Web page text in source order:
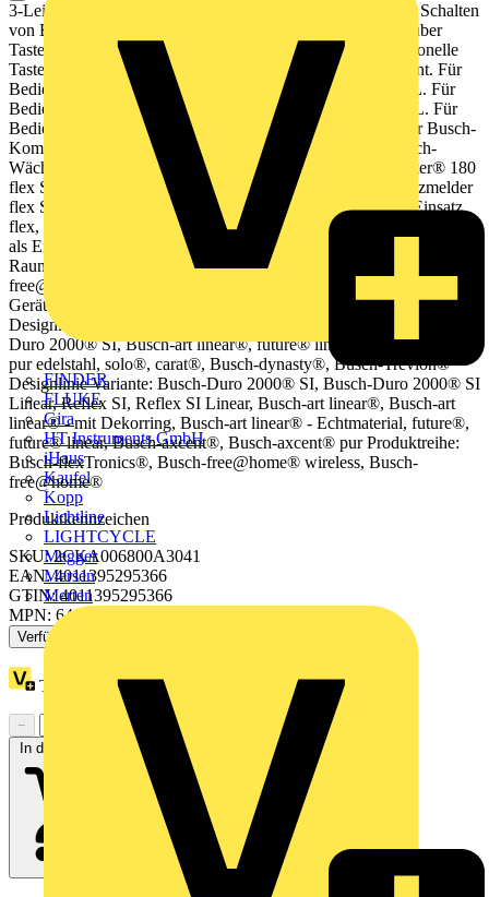
FINDER
FLUKE
Gira
HT Instruments GmbH
iHaus
Kaufel
Kopp
Lichtline
LIGHTCYCLE
Megger
Mersen
Merten
3-Leiter-Anschlusstechnik (Neutralleiter erforderlich). Zum Schalten
von Beleuchtungsanlagen. Betrieb in Wechselschaltungen über
Taster-Nebenstelle möglich. Bedienung auch über konventionelle
Taster (2020 US, 2021/6 UK) möglich. Ohne Bedienelement. Für
Bedienelement flex, 1-fach, 64711 und Wireless, 62711-WL. Für
Bedienelement flex, 2-fach, 64721 und Wireless, 62721-WL. Für
Bedienelement Busch-Trevion® Keypad KK/U4.xx.11. Für Busch-
Komfortschalter® flex Bedienelement 64765-xxx. Für Busch-
Wächter® 180 flex Sensoren 6476x-xxx. Für Busch-Wächter® 180
flex Sensoren, Wireless, 6276x-xxx-WL. Für Busch-Präsenzmelder
flex Sensoren 6475x-xxx. Kombinierbar mit Nebenstellen-Einsatz
flex, 64891 U. Der Einsatz ist über ein wireless Sensor einsetzbar
als Einzelsteuerung via Bluetooth, in funkvernetzten
Raumsteuerungslösungen mit bis zu 32 Geräten oder in Busch-
free@home® wireless über System Access Point mit bis zu 150
Geräten. Montage in UP Dosen nach DIN 49073 erforderlich.
Designlinie: Plattform 63, Busch-balance® SI, Reflex SI, Busch-
Duro 2000® SI, Busch-art linear®, future® linear, Busch-axcent®,
pur edelstahl, solo®, carat®, Busch-dynasty®, Busch-Trevion®
Designlinie Variante: Busch-Duro 2000® SI, Busch-Duro 2000® SI
Linear, Reflex SI, Reflex SI Linear, Busch-art linear®, Busch-art
linear® - mit Dekorring, Busch-art linear® - Echtmaterial, future®,
future® linear, Busch-axcent®, Busch-axcent® pur Produktreihe:
Busch-flexTronics®, Busch-free@home® wireless, Busch-
free@home®
Produktkennzeichen
SKU: 2CKA006800A3041
EAN: 4011395295366
GTIN: 4011395295366
MPN: 64811 U
Verfügbar: 2 Händler
Treuepunkte:2
−
In den Warenkorb